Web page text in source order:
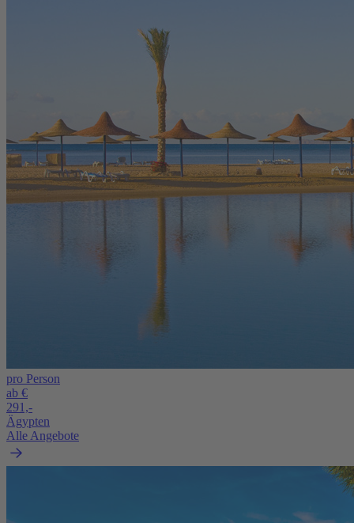
pro Person
ab €
291,-
Ägypten
Alle Angebote